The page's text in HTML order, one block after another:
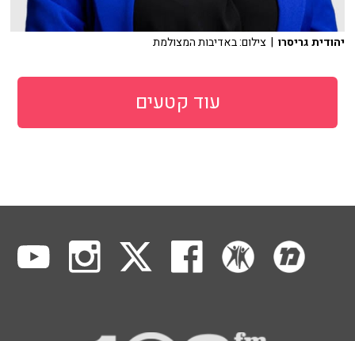
יהודית גריסרו | צילום: באדיבות המצולמת
עוד קטעים